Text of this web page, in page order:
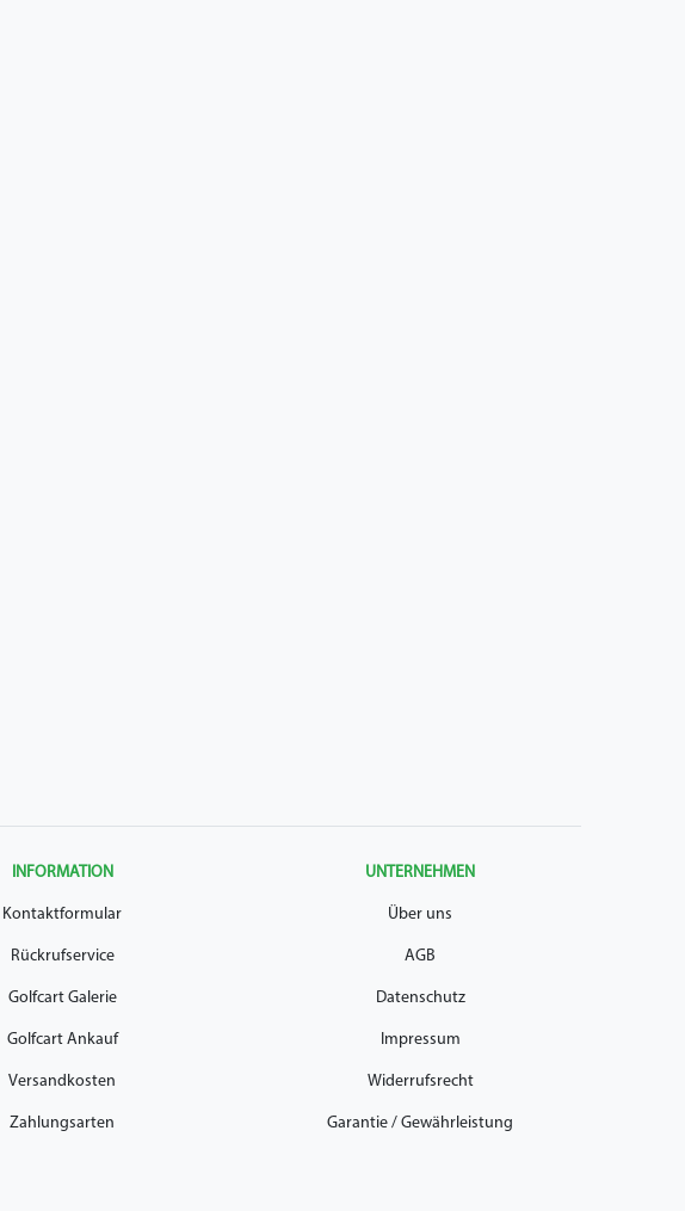
INFORMATION
Kontaktformular
Rückrufservice
Golfcart Galerie
Golfcart Ankauf
Versandkosten
Zahlungsarten
UNTERNEHMEN
Über uns
AGB
Datenschutz
Impressum
Widerrufsrecht
Garantie / Gewährleistung